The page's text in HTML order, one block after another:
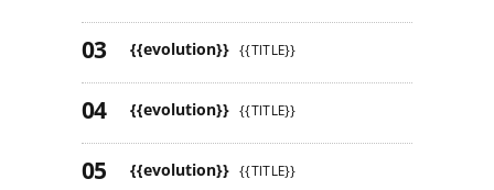
{{evolution}} {{TITLE}}
{{evolution}} {{TITLE}}
{{evolution}} {{TITLE}}